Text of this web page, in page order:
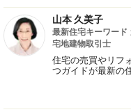
山本 久美子
最新住宅キーワード
宅地建物取引士
住宅の売買やリフ
つガイドが最新の